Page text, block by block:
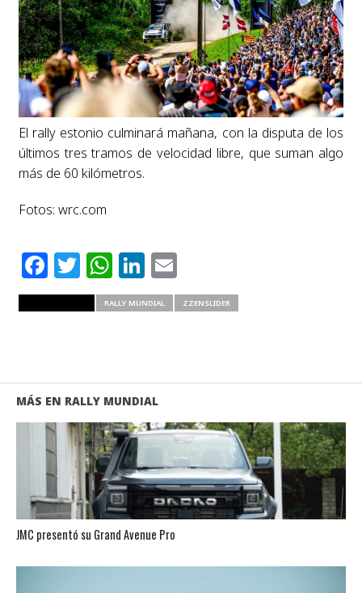
El rally estonio culminará mañana, con la disputa de los
últimos tres tramos de velocidad libre, que suman algo
más de 60 kilómetros.
Fotos: wrc.com
Facebook
Twitter
WhatsApp
LinkedIn
Email
RALLY MUNDIAL ZZENSLIDER
MÁS EN RALLY MUNDIAL
JMC presentó su Grand Avenue Pro